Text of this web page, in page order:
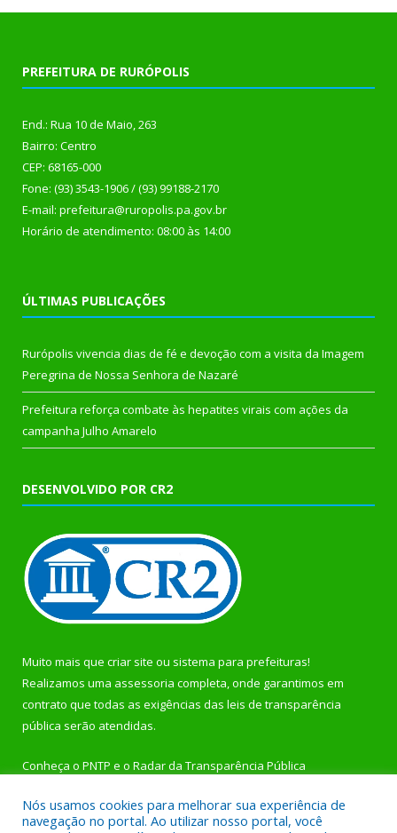
PREFEITURA DE RURÓPOLIS
End.: Rua 10 de Maio, 263
Bairro: Centro
CEP: 68165-000
Fone: (93) 3543-1906 / (93) 99188-2170
E-mail: prefeitura@ruropolis.pa.gov.br
Horário de atendimento: 08:00 às 14:00
ÚLTIMAS PUBLICAÇÕES
Rurópolis vivencia dias de fé e devoção com a visita da Imagem
Peregrina de Nossa Senhora de Nazaré
Prefeitura reforça combate às hepatites virais com ações da
campanha Julho Amarelo
DESENVOLVIDO POR CR2
Muito mais que criar site ou sistema para prefeituras!
Realizamos uma assessoria completa, onde garantimos em
contrato que todas as exigências das leis de transparência
pública serão atendidas.
Conheça o PNTP e o Radar da Transparência Pública
Nós usamos cookies para melhorar sua experiência de
navegação no portal. Ao utilizar nosso portal, você